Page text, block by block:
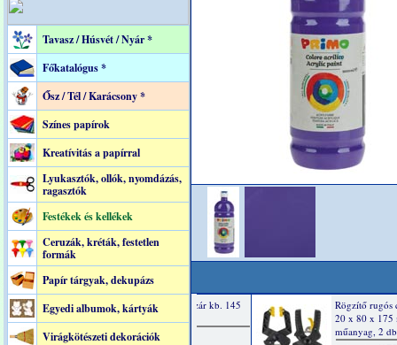
Tavasz / Húsvét / Nyár *
Főkatalógus *
Ősz / Tél / Karácsony *
Színes papírok
Kreatívitás a papírral
Lyukasztók, ollók, nyomdázás,
ragasztók
Festékek és kellékek
Ceruzák, kréták, festetlen
formák
Papír tárgyak, dekupázs
Egyedi albumok, kártyák
Virágkötészeti dekorációk